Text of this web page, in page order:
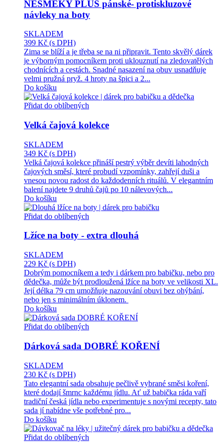
NESMEKY PLUS pánské- protiskluzové
návleky na boty
SKLADEM
399 Kč (s DPH)
Zima se blíží a je třeba se na ni připravit. Tento skvělý dárek
je výborným pomocníkem proti uklouznutí na zledovatělých
chodnících a cestách. Snadné nasazení na obuv usnadňuje
velmi pružná pryž. 4 hroty na špici a 2...
Do košíku
Přidat do oblíbených
Velká čajová kolekce
SKLADEM
349 Kč (s DPH)
Velká čajová kolekce přináší pestrý výběr devíti lahodných
čajových směsí, které probudí vzpomínky, zahřejí duši a
vnesou novou radost do každodenních rituálů. V elegantním
balení najdete 9 druhů čajů po 10 nálevových...
Do košíku
Přidat do oblíbených
Lžíce na boty - extra dlouhá
SKLADEM
229 Kč (s DPH)
Dobrým pomocníkem a tedy i dárkem pro babičku, nebo pro
dědečka, může být prodloužená lžíce na boty ve velikosti XL.
Její délka 79 cm umožňuje nazouvání obuvi bez ohýbání,
nebo jen s minimálním úklonem.
Do košíku
Přidat do oblíbených
Dárková sada DOBRÉ KOŘENÍ
SKLADEM
230 Kč (s DPH)
Tato elegantní sada obsahuje pečlivě vybrané směsi koření,
které dodají šmrnc každému jídlu. Ať už babička ráda vaří
tradiční česká jídla nebo experimentuje s novými recepty, tato
sada jí nabídne vše potřebné pro...
Do košíku
Přidat do oblíbených